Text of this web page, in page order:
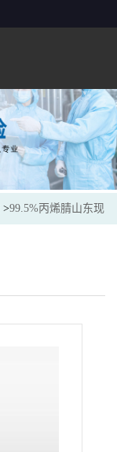
>99.5%丙烯腈山东现